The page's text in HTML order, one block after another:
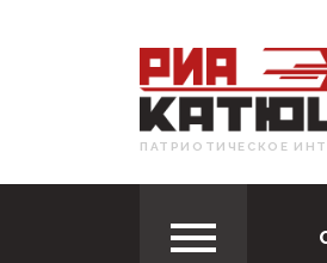
ПАТРИОТИЧЕСКОЕ